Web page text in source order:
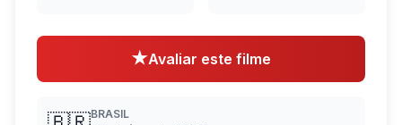
★Avaliar este filme
BRASIL